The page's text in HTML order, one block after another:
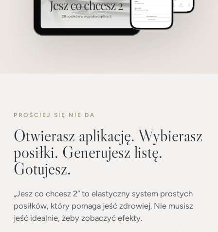
PROŚCIEJ SIĘ NIE DA
Otwierasz aplikację. Wybierasz
posiłki. Generujesz listę.
Gotujesz.
„Jesz co chcesz 2” to elastyczny system prostych
posiłków, który pomaga jeść zdrowiej. Nie musisz
jeść idealnie, żeby zobaczyć efekty.